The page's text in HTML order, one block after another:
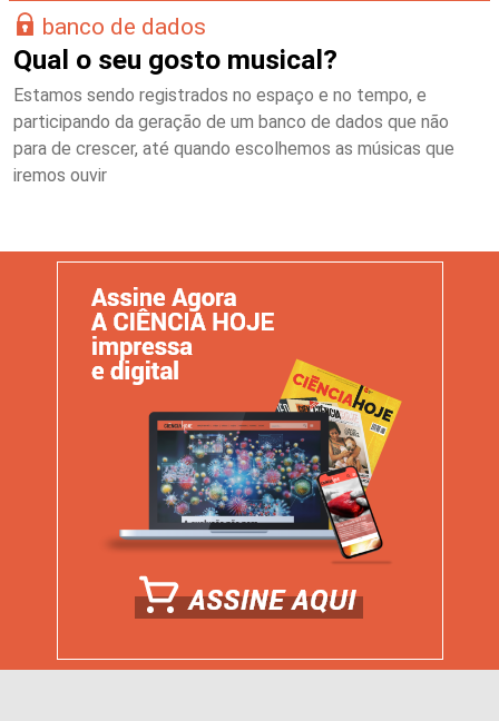
banco de dados
Qual o seu gosto musical?
Estamos sendo registrados no espaço e no tempo, e
participando da geração de um banco de dados que não
para de crescer, até quando escolhemos as músicas que
iremos ouvir